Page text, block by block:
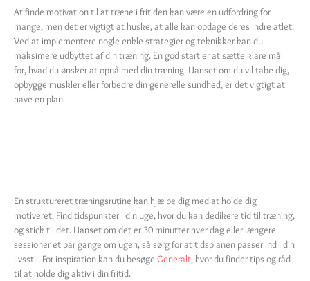
At finde motivation til at træne i fritiden kan være en udfordring for
mange, men det er vigtigt at huske, at alle kan opdage deres indre atlet.
Ved at implementere nogle enkle strategier og teknikker kan du
maksimere udbyttet af din træning. En god start er at sætte klare mål
for, hvad du ønsker at opnå med din træning. Uanset om du vil tabe dig,
opbygge muskler eller forbedre din generelle sundhed, er det vigtigt at
have en plan.
En struktureret træningsrutine kan hjælpe dig med at holde dig
motiveret. Find tidspunkter i din uge, hvor du kan dedikere tid til træning,
og stick til det. Uanset om det er 30 minutter hver dag eller længere
sessioner et par gange om ugen, så sørg for at tidsplanen passer ind i din
livsstil. For inspiration kan du besøge Generalt, hvor du finder tips og råd
til at holde dig aktiv i din fritid.